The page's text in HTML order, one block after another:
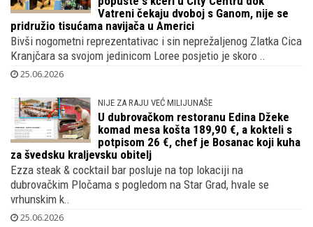
Legendarni Niko Kranjčar lovio totalne
popuste s kćeri u City Centru dok
Vatreni čekaju dvoboj s Ganom, nije se
pridružio tisućama navijača u Americi
Bivši nogometni reprezentativac i sin neprežaljenog Zlatka Cica
Kranjčara sa svojom jedinicom Loree posjetio je skoro ..
NIJE ZA RAJU VEĆ MILIJUNAŠE
U dubrovačkom restoranu Edina Džeke
komad mesa košta 189,90 €, a kokteli s
potpisom 26 €, chef je Bosanac koji kuha
za švedsku kraljevsku obitelj
Ezza steak & cocktail bar posluje na top lokaciji na
dubrovačkim Pločama s pogledom na Star Grad, hvale se
vrhunskim k..